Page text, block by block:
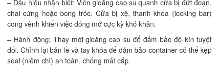
– Dấu hiệu nhận biết: Viền gioăng cao su quanh cửa bị đứt đoạn,
chai cứng hoặc bong tróc. Cửa bị xệ, thanh khóa (locking bar)
cong vênh khiến việc đóng mở cực kỳ khó khăn.
– Hành động: Thay mới gioăng cao su để đảm bảo độ kín tuyệt
đối. Chỉnh lại bản lề và tay khóa để đảm bảo container có thể kẹp
seal (niêm chì) an toàn, chống mất cắp.